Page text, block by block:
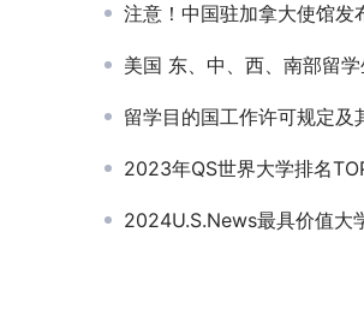
注意！中国驻加拿大使馆发
美国 东、中、西、南部留学
留学目的国工作许可规定及
2023年QS世界大学排名
2024U.S.News最具价值大